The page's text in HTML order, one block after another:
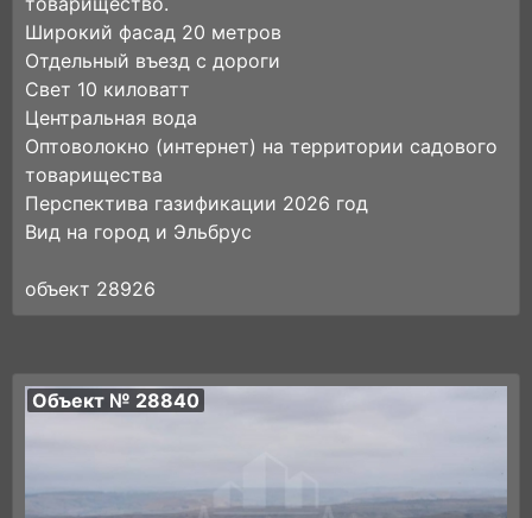
Широкий фасад 20 метров
Отдельный въезд с дороги
Свет 10 киловатт
Центральная вода
Оптоволокно (интернет) на территории садового
товарищества
Перспектива газификации 2026 год
Вид на город и Эльбрус
объект 28926
Объект № 28840